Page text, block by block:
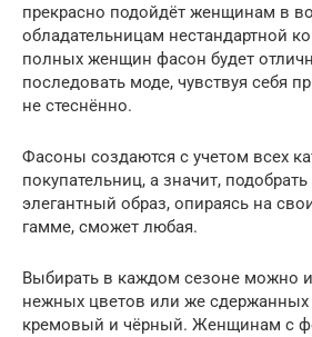
прекрасно подойдёт женщинам в
обладательницам нестандартной
полных женщин фасон будет
последовать моде, чувствуя себя
не стеснённо.
Фасоны создаются с учетом всех
покупательниц, а значит,
элегантный образ, опираясь на
гамме, сможет любая.
Выбирать в каждом сезоне можно
нежных цветов или же сдержанных
кремовый и чёрный. Женщинам с